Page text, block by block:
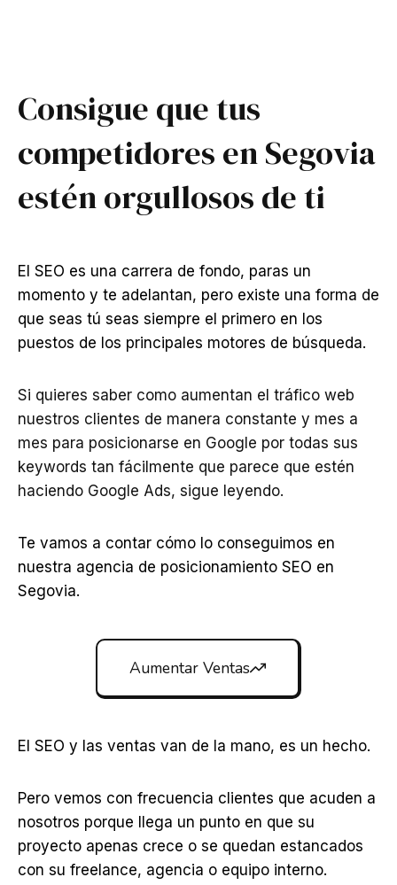
Consigue que tus
competidores en Segovia
estén orgullosos de ti
El SEO es una carrera de fondo, paras un
momento y te adelantan, pero existe una forma de
que seas tú seas siempre el primero en los
puestos de los principales motores de búsqueda.
Si quieres saber como aumentan el tráfico web
nuestros clientes de manera constante y mes a
mes para posicionarse en Google por todas sus
keywords tan fácilmente que parece que estén
haciendo Google Ads, sigue leyendo.
Te vamos a contar cómo lo conseguimos en
nuestra agencia de posicionamiento SEO en
Segovia.
Aumentar Ventas
El SEO y las ventas van de la mano, es un hecho.
Pero vemos con frecuencia clientes que acuden a
nosotros porque llega un punto en que su
proyecto apenas crece o se quedan estancados
con su freelance, agencia o equipo interno.